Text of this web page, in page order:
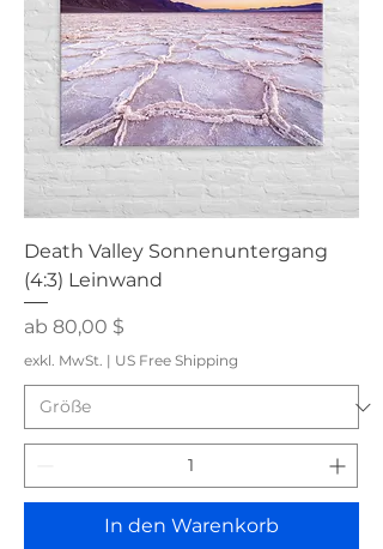
Death Valley Sonnenuntergang
(4:3) Leinwand
ab 80,00 $
Sale-Preis
exkl. MwSt. | US Free Shipping
In den Warenkorb